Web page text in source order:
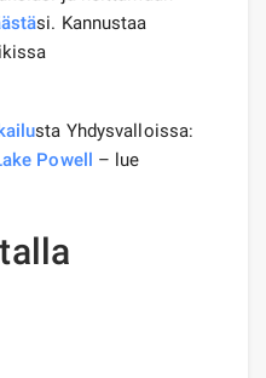
si. Kannustaa
sta Yhdysvalloissa:
Powell – lue